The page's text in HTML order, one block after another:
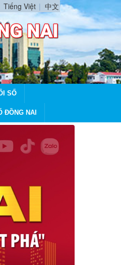
Tiếng Việt 中文
SỐ
ĐỒNG NAI